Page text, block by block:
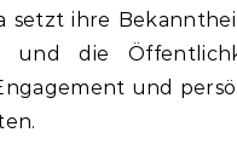
setzt ihre
und die
und